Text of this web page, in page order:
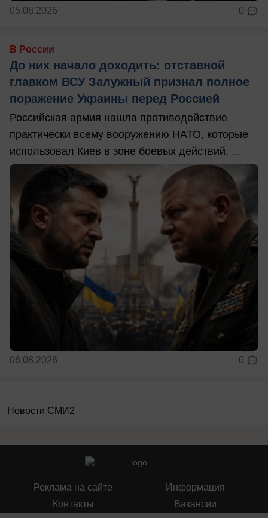
05.08.2026 0
В России
До них начало доходить: отставной
главком ВСУ Залужный признал полное
поражение Украины перед Россией
Российская армия нашла противодействие
практически всему вооружению НАТО, которые
использовал Киев в зоне боевых действий, ...
06.08.2026 0
Новости СМИ2
Реклама на сайте
Контакты
Информация
Вакансии